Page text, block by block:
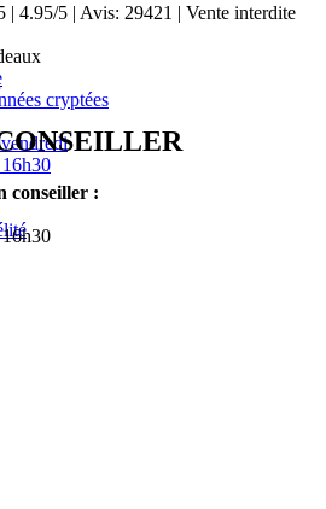
cryptées
| 4.95/5 | Avis: 29421 | Vente interdite
conseiller :